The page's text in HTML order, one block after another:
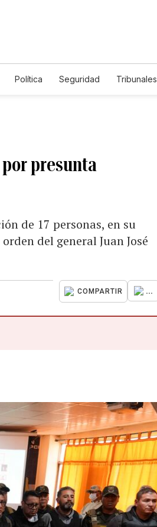
Política Seguridad Tribunales
presunta
de 17 personas, en su
del general Juan José
COMPARTIR ...